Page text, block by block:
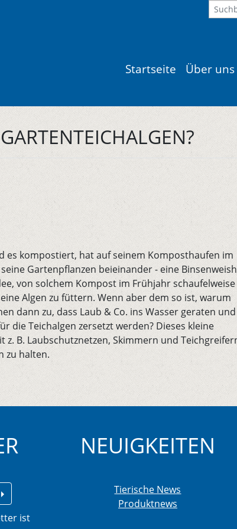
Startseite Über uns
es kompostiert, hat auf seinem Komposthaufen im
Gartenpflanzen beieinander - eine
von solchem Kompost im Frühjahr schaufelweise
Algen zu füttern. Wenn aber dem so ist, warum
dann zu, dass Laub & Co. ins Wasser geraten und
die Teichalgen zersetzt werden? Dieses kleine
B. Laubschutznetzen, Skimmern und
zu halten.
ist
NEUIGKEITEN
Tierische News
Produktnews